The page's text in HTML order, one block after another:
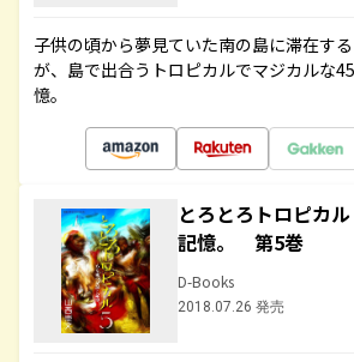
子供の頃から夢見ていた南の島に滞在す
が、島で出合うトロピカルでマジカルな
憶。
とろとろトロピカ
記憶。 第5巻
D-Books
2018.07.26 発売